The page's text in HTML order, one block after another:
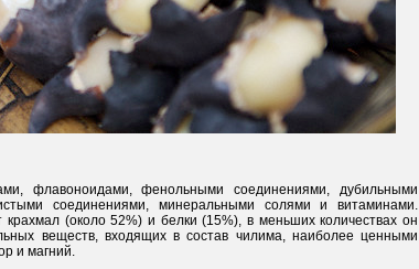
флавоноидами, фенольными соединениями, дубильными
соединениями, минеральными солями и витаминами.
(около 52%) и белки (15%), в меньших количествах он
веществ, входящих в состав чилима, наиболее ценными
и магний.